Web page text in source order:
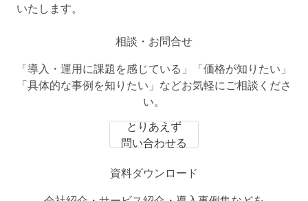
いたします。
相談・お問合せ
「導入・運用に課題を感じている」「価格が知りたい」
「具体的な事例を知りたい」などお気軽にご相談くださ
い。
とりあえず
問い合わせる
資料ダウンロード